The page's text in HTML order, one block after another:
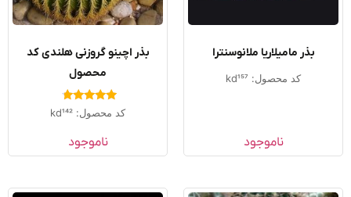
بذر مامیلاریا ملانوسنترا
کد محصول: kd157
ناموجود
بذر اچینو گروزنی هلندی کد
محصول
امتیاز
4.50
کد محصول: kd142
ناموجود